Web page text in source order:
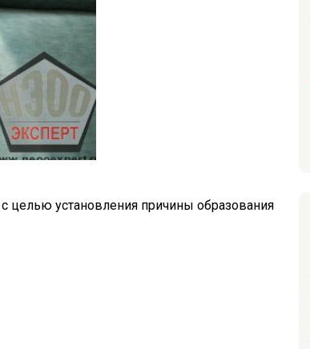
целью установления причины образования